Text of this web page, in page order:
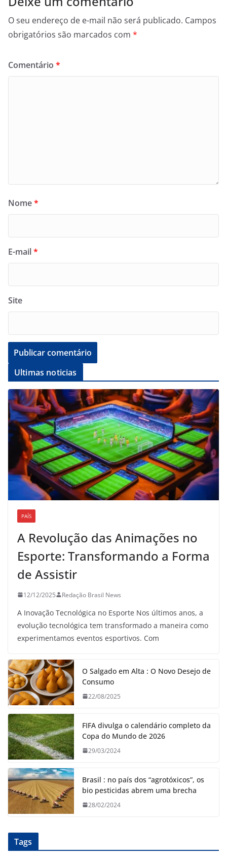
O seu endereço de e-mail não será publicado. Campos
obrigatórios são marcados com *
Comentário *
Nome*
E-mail*
Site
Ultimas noticias
PAÍS
A Revolução das Animações no
Esporte: Transformando a Forma
de Assistir
12/12/2025 Redação Brasil News
A Inovação Tecnológica no Esporte Nos últimos anos, a
evolução tecnológica tem transformado a maneira como
experimentamos eventos esportivos. Com
O Salgado em Alta : O Novo Desejo de
Consumo
22/08/2025
FIFA divulga o calendário completo da
Copa do Mundo de 2026
29/03/2024
Brasil : no país dos “agrotóxicos”, os
bio pesticidas abrem uma brecha
28/02/2024
Tags